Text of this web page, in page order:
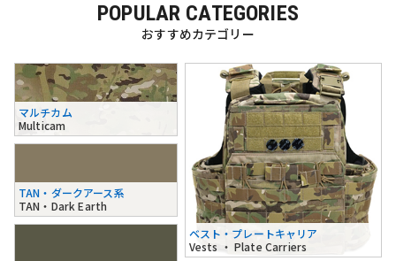
POPULAR CATEGORIES
おすすめカテゴリー
マルチカム
Multicam
TAN・ダークアース系
TAN・Dark Earth
ベスト・プレートキャリア
Vests ・ Plate Carriers